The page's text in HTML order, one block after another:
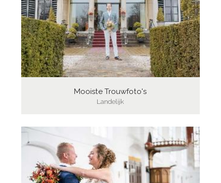
Mooiste Trouwfoto's
Landelijk